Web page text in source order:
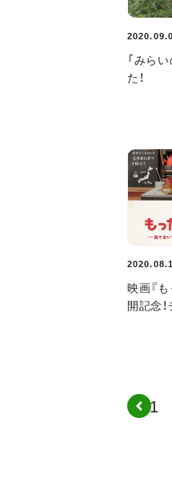
「みら
た！
映画『
開記念
1